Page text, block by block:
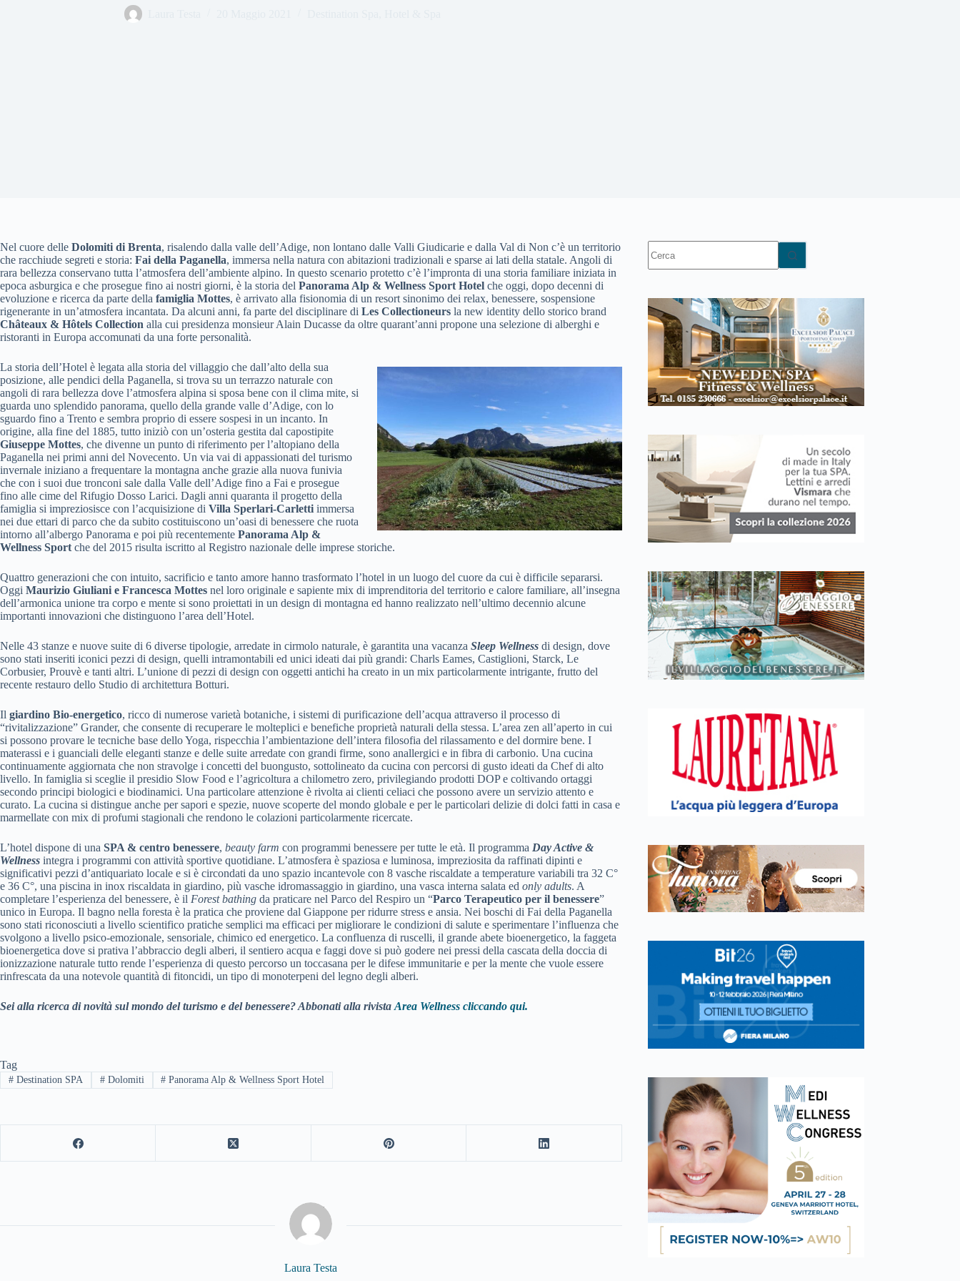
Nel cuore delle Dolomiti di Brenta, risalendo dalla valle dell’Adige, non lontano dalle Valli Giudicarie e dalla Val di Non c’è un territorio
che racchiude segreti e storia: Fai della Paganella, immersa nella natura con abitazioni tradizionali e sparse ai lati della statale. Angoli di
rara bellezza conservano tutta l’atmosfera dell’ambiente alpino. In questo scenario protetto c’è l’impronta di una storia familiare iniziata in
epoca asburgica e che prosegue fino ai nostri giorni, è la storia del Panorama Alp & Wellness Sport Hotel che oggi, dopo decenni di
evoluzione e ricerca da parte della famiglia Mottes, è arrivato alla fisionomia di un resort sinonimo dei relax, benessere, sospensione
rigenerante in un’atmosfera incantata. Da alcuni anni, fa parte del disciplinare di Les Collectioneurs la new identity dello storico brand
Châteaux & Hôtels Collection alla cui presidenza monsieur Alain Ducasse da oltre quarant’anni propone una selezione di alberghi e
ristoranti in Europa accomunati da una forte personalità.
La storia dell’Hotel è legata alla storia del villaggio che dall’alto della sua
posizione, alle pendici della Paganella, si trova su un terrazzo naturale con
angoli di rara bellezza dove l’atmosfera alpina si sposa bene con il clima mite, si
guarda uno splendido panorama, quello della grande valle d’Adige, con lo
sguardo fino a Trento e sembra proprio di essere sospesi in un incanto. In
origine, alla fine del 1885, tutto iniziò con un’osteria gestita dal capostipite
Giuseppe Mottes, che divenne un punto di riferimento per l’altopiano della
Paganella nei primi anni del Novecento. Un via vai di appassionati del turismo
invernale iniziano a frequentare la montagna anche grazie alla nuova funivia
che con i suoi due tronconi sale dalla Valle dell’Adige fino a Fai e prosegue
fino alle cime del Rifugio Dosso Larici. Dagli anni quaranta il progetto della
famiglia si impreziosisce con l’acquisizione di Villa Sperlari-Carletti immersa
nei due ettari di parco che da subito costituiscono un’oasi di benessere che ruota
intorno all’albergo Panorama e poi più recentemente Panorama Alp &
Wellness Sport che del 2015 risulta iscritto al Registro nazionale delle imprese storiche.
Quattro generazioni che con intuito, sacrificio e tanto amore hanno trasformato l’hotel in un luogo del cuore da cui è difficile separarsi.
Oggi Maurizio Giuliani e Francesca Mottes nel loro originale e sapiente mix di imprenditoria del territorio e calore familiare, all’insegna
dell’armonica unione tra corpo e mente si sono proiettati in un design di montagna ed hanno realizzato nell’ultimo decennio alcune
importanti innovazioni che distinguono l’area dell’Hotel.
Nelle 43 stanze e nuove suite di 6 diverse tipologie, arredate in cirmolo naturale, è garantita una vacanza Sleep Wellness di design, dove
sono stati inseriti iconici pezzi di design, quelli intramontabili ed unici ideati dai più grandi: Charls Eames, Castiglioni, Starck, Le
Corbusier, Prouvè e tanti altri. L’unione di pezzi di design con oggetti antichi ha creato in un mix particolarmente intrigante, frutto del
recente restauro dello Studio di architettura Botturi.
Il giardino Bio-energetico, ricco di numerose varietà botaniche, i sistemi di purificazione dell’acqua attraverso il processo di
“rivitalizzazione” Grander, che consente di recuperare le molteplici e benefiche proprietà naturali della stessa. L’area zen all’aperto in cui
si possono provare le tecniche base dello Yoga, rispecchia l’ambientazione dell’intera filosofia del rilassamento e del dormire bene. I
materassi e i guanciali delle eleganti stanze e delle suite arredate con grandi firme, sono anallergici e in fibra di carbonio. Una cucina
continuamente aggiornata che non stravolge i concetti del buongusto, sottolineato da cucina con percorsi di gusto ideati da Chef di alto
livello. In famiglia si sceglie il presidio Slow Food e l’agricoltura a chilometro zero, privilegiando prodotti DOP e coltivando ortaggi
secondo principi biologici e biodinamici. Una particolare attenzione è rivolta ai clienti celiaci che possono avere un servizio attento e
curato. La cucina si distingue anche per sapori e spezie, nuove scoperte del mondo globale e per le particolari delizie di dolci fatti in casa e
marmellate con mix di profumi stagionali che rendono le colazioni particolarmente ricercate.
L’hotel dispone di una SPA & centro benessere, beauty farm con programmi benessere per tutte le età. Il programma Day Active &
Wellness integra i programmi con attività sportive quotidiane. L’atmosfera è spaziosa e luminosa, impreziosita da raffinati dipinti e
significativi pezzi d’antiquariato locale e si è circondati da uno spazio incantevole con 8 vasche riscaldate a temperature variabili tra 32 C°
e 36 C°, una piscina in inox riscaldata in giardino, più vasche idromassaggio in giardino, una vasca interna salata ed only adults. A
completare l’esperienza del benessere, è il Forest bathing da praticare nel Parco del Respiro un “Parco Terapeutico per il benessere”
unico in Europa. Il bagno nella foresta è la pratica che proviene dal Giappone per ridurre stress e ansia. Nei boschi di Fai della Paganella
sono stati riconosciuti a livello scientifico pratiche semplici ma efficaci per migliorare le condizioni di salute e sperimentare l’influenza che
svolgono a livello psico-emozionale, sensoriale, chimico ed energetico. La confluenza di ruscelli, il grande abete bioenergetico, la faggeta
bioenergetica dove si prativa l’abbraccio degli alberi, il sentiero acqua e faggi dove si può godere nei pressi della cascata della doccia di
ionizzazione naturale tutto rende l’esperienza di questo percorso un toccasana per le difese immunitarie e per la mente che vuole essere
rinfrescata da una notevole quantità di fitoncidi, un tipo di monoterpeni del legno degli alberi.
Sei alla ricerca di novità sul mondo del turismo e del benessere? Abbonati alla rivista Area Wellness cliccando qui.
Tag
#Destination SPA #Dolomiti # Panorama Alp & Wellness Sport Hotel
Laura Testa
risultato